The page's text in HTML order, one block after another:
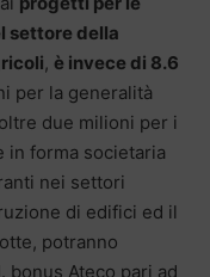
settore della
, è invece di 8.6
per la generalità
due milioni per i
in forma societaria
nei settori
di edifici ed il
potranno
Ateco pari ad